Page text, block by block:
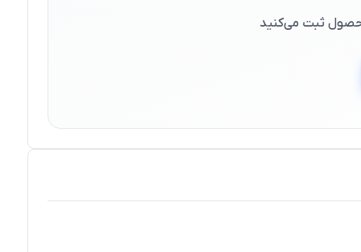
محصول ثبت می‌کنید